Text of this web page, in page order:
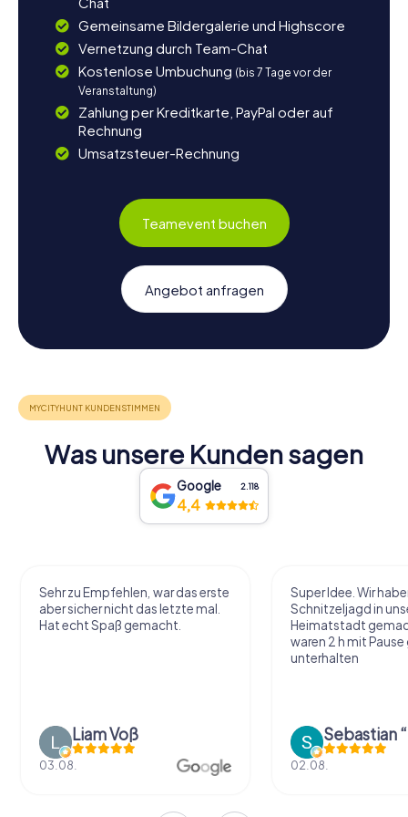
Gemeinsame Bildergalerie und Highscore
Vernetzung durch Team-Chat
Kostenlose Umbuchung (bis 7 Tage vor der
Veranstaltung)
Zahlung per Kreditkarte, PayPal oder auf
Rechnung
Umsatzsteuer-Rechnung
Teamevent buchen
Angebot anfragen
Was unsere Kunden sagen
Google 2.118
4,4
Sehr zu Empfehlen, war das erste
aber sicher nicht das letzte mal.
Hat echt Spaß gemacht.
Liam Voß
03.08.
Super Idee. Wir
Schnitzeljagd in
Heimatstadt
waren 2 h mit
unterhalten
02.08.